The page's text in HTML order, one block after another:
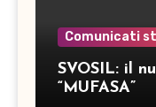
Comunicati
SVOSIL: il
“MUFASA”